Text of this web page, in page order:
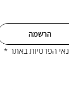
הרשמה
הפרטיות באתר *